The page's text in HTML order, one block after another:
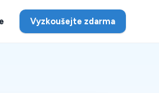
Vyzkoušejte zdarma